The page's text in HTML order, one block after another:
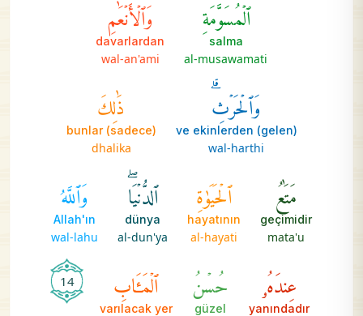
ٱلۡمُسَوَّمَةِ
salma
al-musawamati
وَٱلۡأَنۡعَٰمِ
davarlardan
wal-an'ami
وَٱلۡحَرۡثِۗ
ve ekinlerden (gelen)
wal-harthi
ذَٰلِكَ
bunlar (sadece)
dhalika
مَتَٰعُ
geçimidir
mata'u
ٱلۡحَيَوٰةِ
hayatının
al-hayati
ٱلدُّنۡيَاۖ
dünya
al-dun'ya
وَٱللَّهُ
Allah'ın
wal-lahu
عِندَهُۥ
yanındadır
حُسۡنُ
güzel
ٱلۡمَـَٔابِ
varılacak yer
14